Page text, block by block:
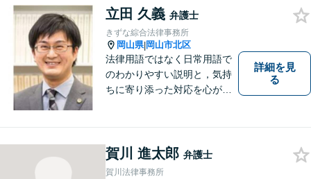
ている皆さまの現状を良い方
向に変化させることができる
ように全力を尽くします。
立田 久義 弁護士
きずな綜合法律事務所
岡山県|岡山市北区
法律用語ではなく日常用語で
のわかりやすい説明と，気持
ちに寄り添った対応を心がけ
詳細を見
る
賀川 進太郎 弁護士
賀川法律事務所